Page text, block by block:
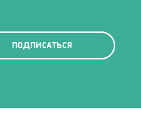
ПОДПИСАТЬСЯ